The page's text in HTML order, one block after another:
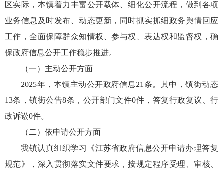
区实际，本镇着力丰富公开载体、细化公开流程，做到各项
业务信息及时发布、动态更新，同时抓实抓细政务舆情回应
工作，全面保障群众知情权、参与权、表达权和监督权，确
保政府信息公开工作稳步推进。
（一）主动公开方面
2025年，本镇主动公开政府信息21条。其中，镇街动态
13条，镇街公告8条，公开部门文件0件，答复行政复议、行
政诉讼0件。
（二）依申请公开方面
我镇认真组织学习《江苏省政府信息公开申请办理答复
规范》，深入贯彻落实文件要求，按规定程序受理、审核、